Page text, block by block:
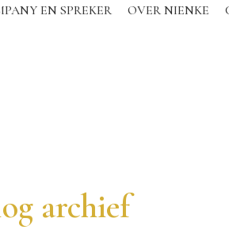
EN SPREKER OVER NIENKE
archief